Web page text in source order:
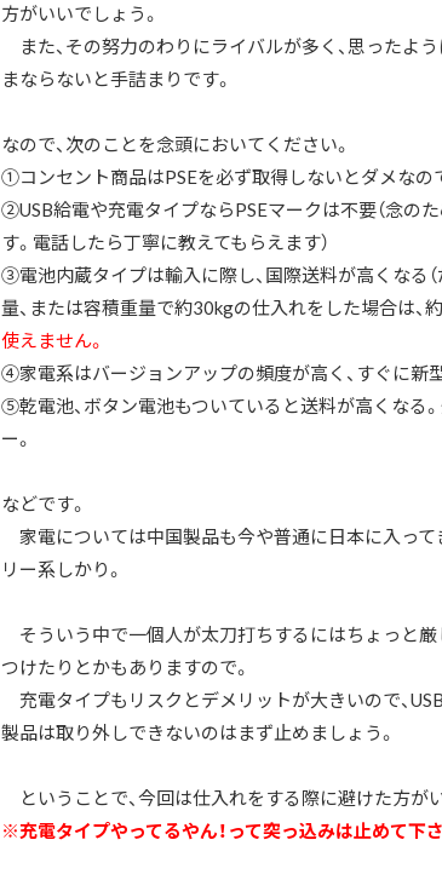
方がいいでしょう。
また、その努力のわりにライバルが多く、思ったよ
まならないと手詰まりです。
なので、次のことを念頭においてください。
①コンセント商品はPSEを必ず取得しないとダメなの
②USB給電や充電タイプならPSEマークは不要（念の
す。電話したら丁寧に教えてもらえます）
③電池内蔵タイプは輸入に際し、国際送料が高くなる
量、または容積重量で約30kgの仕入れをした場合は、
使えません。
④家電系はバージョンアップの頻度が高く、すぐに新
⑤乾電池、ボタン電池もついていると送料が高くなる
ー。
などです。
家電については中国製品も今や普通に日本に入って
リー系しかり。
そういう中で一個人が太刀打ちするにはちょっと
つけたりとかもありますので。
充電タイプもリスクとデメリットが大きいので、
製品は取り外しできないのはまず止めましょう。
ということで、今回は仕入れをする際に避けた方が
※充電タイプやってるやん！って突っ込みは止めて下